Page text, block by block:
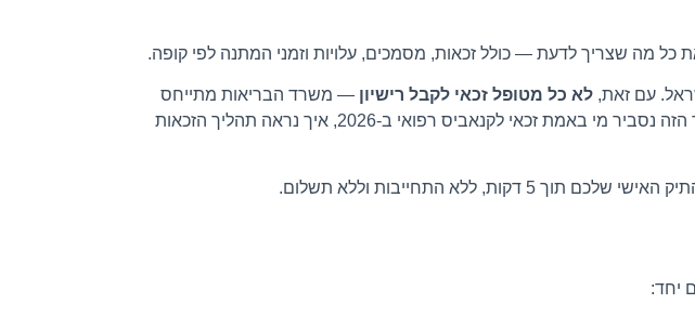
כל מה שצריך לדעת — כולל זכאות, מסמכים, עלויות וזמני המתנה לפי קופה.
עם זאת, לא כל מטופל זכאי לקבל רישיון — משרד הבריאות מתייחס
לקנאביס כ"תרופת תחנה אחרונה", ולכן הציב קריטריונים ברורים שצריך לעמוד בהם. במדריך הזה נסביר מי באמת זכאי לקנאביס רפואי ב-2026, איך נראה תהליך הזכאות
ללא התחייבות וללא תשלום.
יחד: